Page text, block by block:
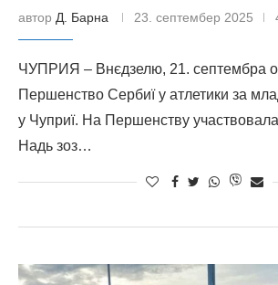
автор Д. Барна 23. септембер 2025
ЧУПРИЯ – Внєдзелю, 21. септембра
Першенство Сербиї у атлетики за
у Чуприї. На Першенству
Надь зоз…